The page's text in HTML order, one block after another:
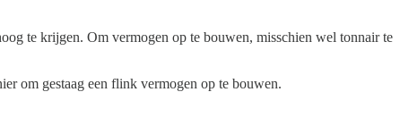
te krijgen. Om vermogen op te bouwen, misschien wel tonnair te
om gestaag een flink vermogen op te bouwen.